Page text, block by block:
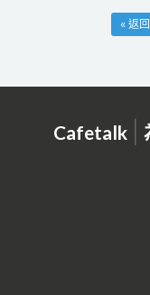
« 返
Cafetalk |